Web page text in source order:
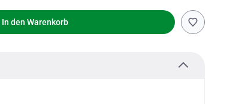
In den Warenkorb